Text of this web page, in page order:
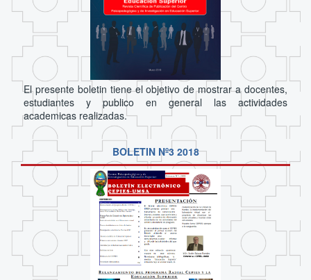
El presente boletin tiene el objetivo de mostrar a docentes,
estudiantes y publico en general las actividades
academicas realizadas.
BOLETIN Nº3 2018